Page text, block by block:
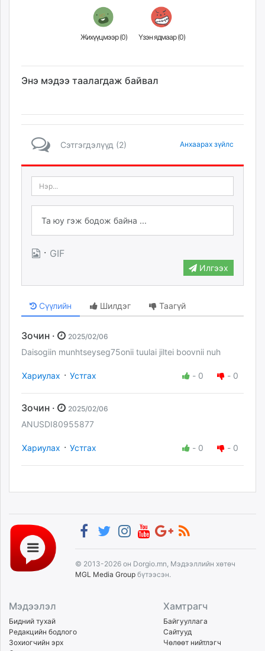
Жихүүцмээр (0) Үзэн ядмаар (0)
Энэ мэдээ таалагдаж байвал
Сэтгэгдэлүүд (2) Анхаарах зүйлс
· GIF
Илгээх
Сүүлийн Шилдэг Таагүй
Зочин · 2025/02/06
Daisogiin munhtseyseg75onii tuulai jiltei boovnii nuh
Хариулах · Устгах - 0 - 0
Зочин · 2025/02/06
ANUSDI80955877
Хариулах · Устгах - 0 - 0
© 2013-2026 он Dorgio.mn, Мэдээллийн хөтөч
MGL Media Group бүтээсэн.
Мэдээлэл
Бидний тухай
Редакцийн бодлого
Зохиогчийн эрх
Хамтрагч
Байгууллага
Сайтууд
Чөлөөт нийтлэгч